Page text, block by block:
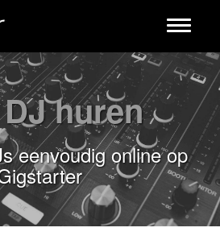
Toggle
DJ huren
eenvoudig online op